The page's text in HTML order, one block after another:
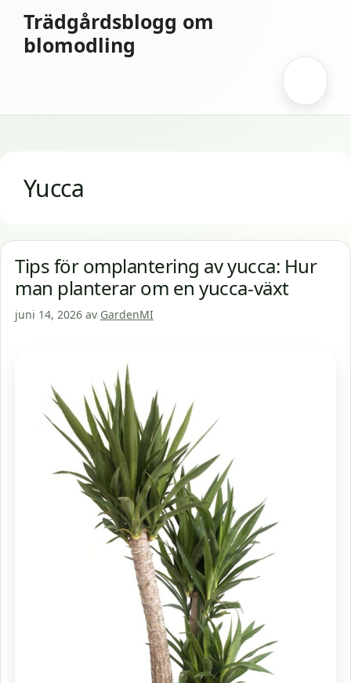
innehåll
Trädgårdsblogg om
blomodling
Yucca
Tips för omplantering av yucca: Hur
man planterar om en yucca-växt
juni 14, 2026 av GardenMI